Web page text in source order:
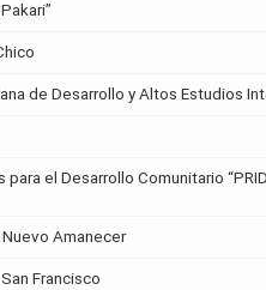
de Desarrollo y Altos Estudios
el Desarrollo Comunitario
Amanecer
Francisco